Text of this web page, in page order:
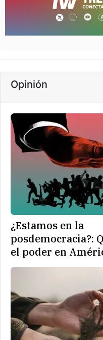
Opinión
¿Estamos en la
posdemocracia?:
el poder en